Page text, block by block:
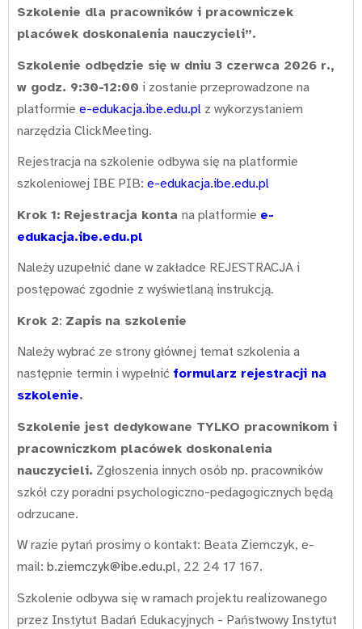
Szkolenie dla pracowników i pracowniczek
placówek doskonalenia nauczycieli”.
Szkolenie odbędzie się w dniu 3 czerwca 2026 r.,
w godz. 9:30-12:00 i zostanie przeprowadzone na
platformie e-edukacja.ibe.edu.pl z wykorzystaniem
narzędzia ClickMeeting.
Rejestracja na szkolenie odbywa się na platformie
szkoleniowej IBE PIB: e-edukacja.ibe.edu.pl
Krok 1: Rejestracja konta na platformie e-
edukacja.ibe.edu.pl
Należy uzupełnić dane w zakładce REJESTRACJA i
postępować zgodnie z wyświetlaną instrukcją.
Krok 2: Zapis na szkolenie
Należy wybrać ze strony głównej temat szkolenia a
następnie termin i wypełnić formularz rejestracji na
szkolenie.
Szkolenie jest dedykowane TYLKO pracownikom i
pracowniczkom placówek doskonalenia
nauczycieli. Zgłoszenia innych osób np. pracowników
szkół czy poradni psychologiczno-pedagogicznych będą
odrzucane.
W razie pytań prosimy o kontakt: Beata Ziemczyk, e-
mail: b.ziemczyk@ibe.edu.pl, 22 24 17 167.
Szkolenie odbywa się w ramach projektu realizowanego
przez Instytut Badań Edukacyjnych - Państwowy Instytut